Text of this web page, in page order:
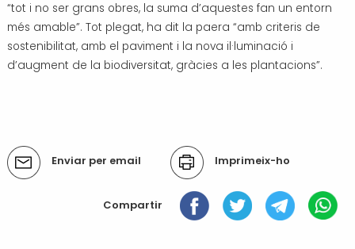
“tot i no ser grans obres, la suma d’aquestes fan un entorn
més amable”. Tot plegat, ha dit la paera “amb criteris de
sostenibilitat, amb el paviment i la nova il·luminació i
d’augment de la biodiversitat, gràcies a les plantacions”.
Accions
del
Enviar per email Imprimeix-ho
Compartir